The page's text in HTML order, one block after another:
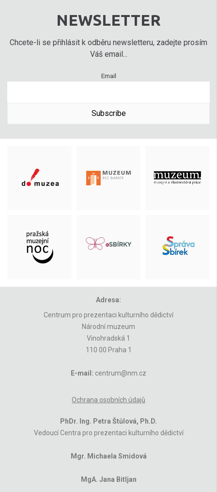
NEWSLETTER
Chcete-li se přihlásit k odběru newsletteru, zadejte prosím
Váš email...
Email
Subscribe
Adresa:
Centrum pro prezentaci kulturního dědictví
Národní muzeum
Vinohradská 1
110 00 Praha 1
E-mail: centrum@nm.cz
Ochrana osobních údajů
PhDr. Ing. Petra Štůlová, Ph.D.
Vedoucí Centra pro prezentaci kulturního dědictví
Mgr. Michaela Smidová
MgA. Jana Bitljan